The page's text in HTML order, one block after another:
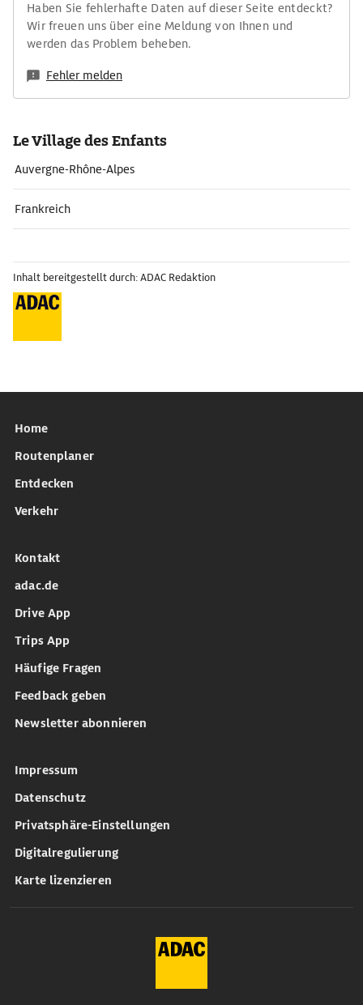
Haben Sie fehlerhafte Daten auf dieser Seite entdeckt?
Wir freuen uns über eine Meldung von Ihnen und
werden das Problem beheben.
Fehler melden
Le Village des Enfants
Auvergne-Rhône-Alpes
Frankreich
Inhalt bereitgestellt durch: ADAC Redaktion
Home
Routenplaner
Entdecken
Verkehr
Kontakt
adac.de
Drive App
Trips App
Häufige Fragen
Feedback geben
Newsletter abonnieren
Impressum
Datenschutz
Privatsphäre-Einstellungen
Digitalregulierung
Karte lizenzieren